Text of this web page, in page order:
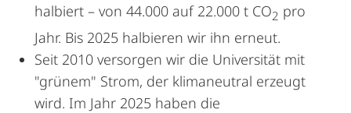
halbiert – von 44.000 auf 22.000 t CO2 pro
Jahr. Bis 2025 halbieren wir ihn erneut.
Seit 2010 versorgen wir die Universität mit
"grünem" Strom, der klimaneutral erzeugt
wird. Im Jahr 2025 haben die